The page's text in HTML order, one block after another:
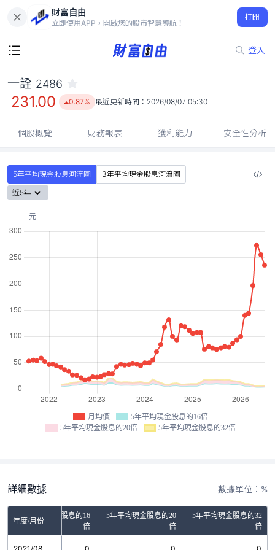
財富自由
立即使用APP，開啟您的股市智慧導航！
打開
登入
231.00
0.87%
一詮 2486
231.00 0.87% 最近更新時間： 2026/08/07 05:30
個股概覽 財務報表 獲利能力 安全性分析
5年平均現金股息河流圖
3年平均現金股息河流圖
近5年
月均價
5年平均現金股息的16倍
5年平均現金股息的20倍
5年平均現金股息的32倍
詳細數據 數據單位：%
年度/月份
5年平均現金股息的16
倍
5年平均現金股息的20
倍
5年平均現金股息的32
倍